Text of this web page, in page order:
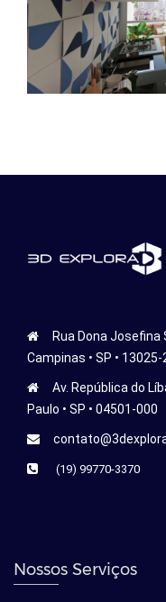
Rua Dona Josefina
Campinas • SP • 13025-
Av. República do
Paulo • SP • 04501-000
(19) 99770-3370
Nossos Serviços